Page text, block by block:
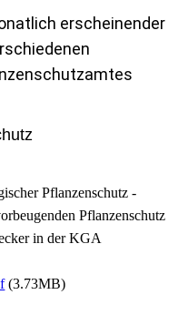
erscheinender
Pflanzenschutz -
Pflanzenschutz
in der KGA
(3.73MB)